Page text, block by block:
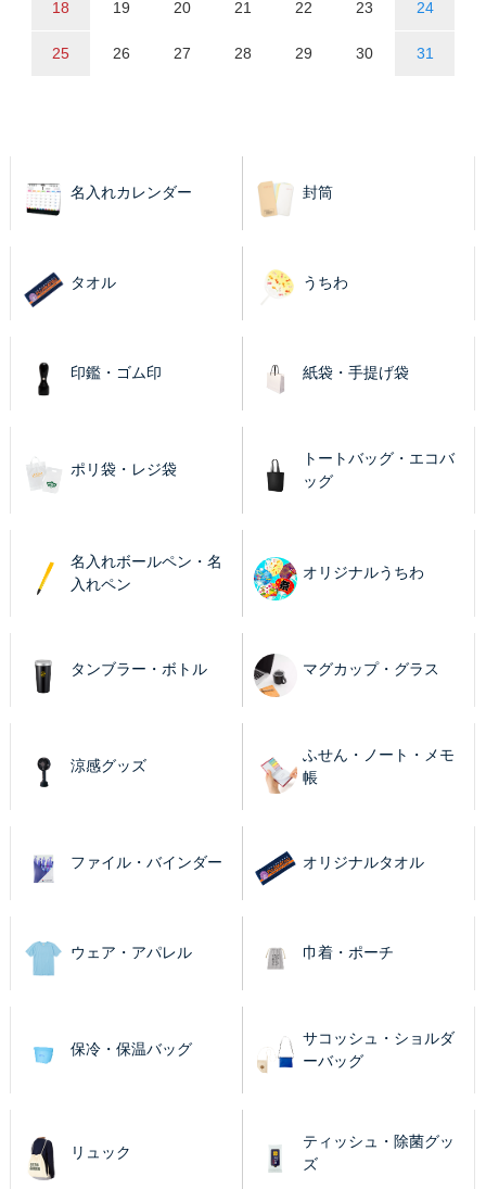
18 19 20 21 22 23 24
25 26 27 28 29 30 31
名入れカレンダー 封筒
タオル うちわ
印鑑・ゴム印 紙袋・手提げ袋
ポリ袋・レジ袋
トートバッグ・エコバ
ッグ
名入れボールペン・名
入れペン
オリジナルうちわ
タンブラー・ボトル マグカップ・グラス
涼感グッズ
ふせん・ノート・メモ
帳
ファイル・バインダー オリジナルタオル
ウェア・アパレル 巾着・ポーチ
保冷・保温バッグ
サコッシュ・ショルダ
ーバッグ
リュック
ティッシュ・除菌グッ
ズ